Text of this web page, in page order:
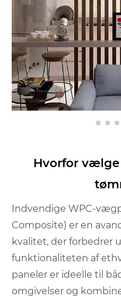
Hvorfor
Indvendige WPC-
Composite) er en
kvalitet, der forbedrer
funktionaliteten af
paneler er ideelle til
omgivelser og